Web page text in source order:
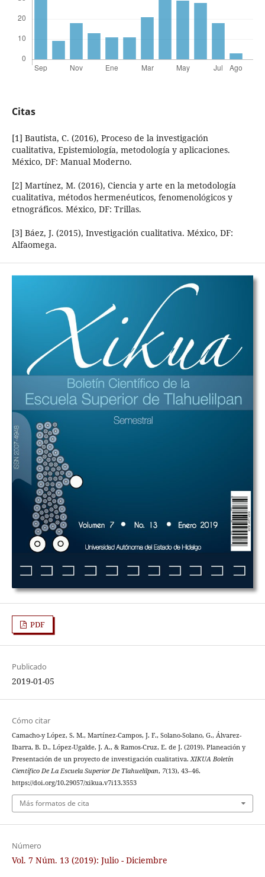
Citas
[1] Bautista, C. (2016), Proceso de la investigación
cualitativa, Epistemiología, metodología y aplicaciones.
México, DF: Manual Moderno.
[2] Martínez, M. (2016), Ciencia y arte en la metodología
cualitativa, métodos hermenéuticos, fenomenológicos y
etnográficos. México, DF: Trillas.
[3] Báez, J. (2015), Investigación cualitativa. México, DF:
Alfaomega.
PDF
Publicado
2019-01-05
Cómo citar
Camacho-y López, S. M., Martínez-Campos, J. F., Solano-Solano, G., Álvarez-
Ibarra, B. D., López-Ugalde, J. A., & Ramos-Cruz, E. de J. (2019). Planeación y
Presentación de un proyecto de investigación cualitativa.XIKUA Boletín
Científico De La Escuela Superior De Tlahuelilpan, 7(13), 43–46.
https://doi.org/10.29057/xikua.v7i13.3553
Más formatos de cita
Número
Vol. 7 Núm. 13 (2019): Julio - Diciembre